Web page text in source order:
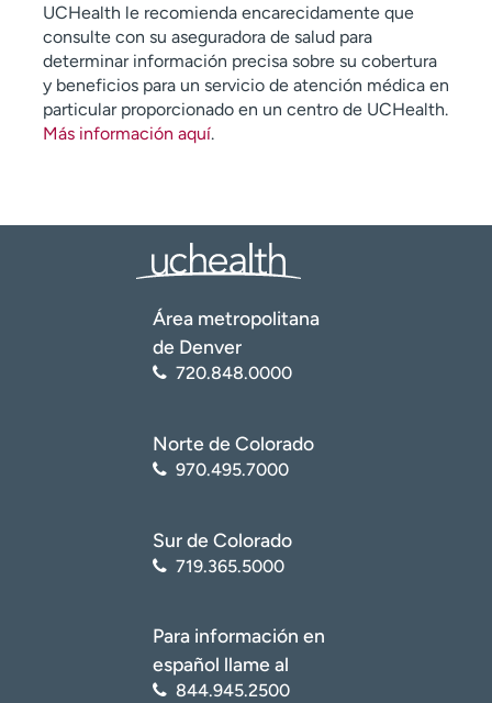
UCHealth le recomienda encarecidamente que
consulte con su aseguradora de salud para
determinar información precisa sobre su cobertura
y beneficios para un servicio de atención médica en
particular proporcionado en un centro de UCHealth.
Más información aquí.
Área metropolitana
de Denver
720.848.0000
Norte de Colorado
970.495.7000
Sur de Colorado
719.365.5000
Para información en
español llame al
844.945.2500